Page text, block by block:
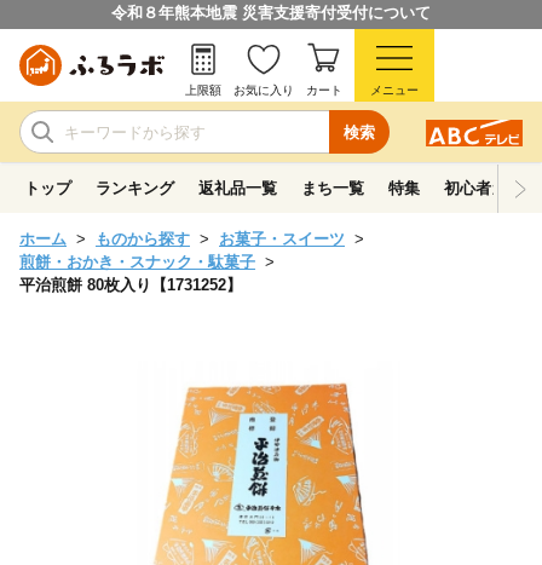
令和８年熊本地震 災害支援寄付受付について
検索
上限額 お気に入り カート メニュー
トップ ランキング 返礼品一覧 まち一覧 特集 初心者ガイド
ホーム ものから探す
お菓子・スイーツ
煎餅・おかき・スナック・駄菓子
平治煎餅 80枚入り【1731252】